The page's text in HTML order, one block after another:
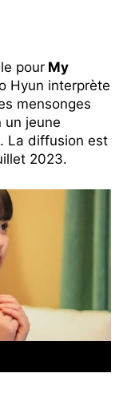
pour My
Hyun interprète
mensonges
un jeune
La diffusion est
2023.